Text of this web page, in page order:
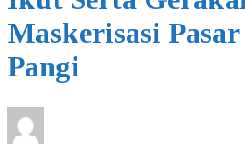
Maskerisasi
Pangi